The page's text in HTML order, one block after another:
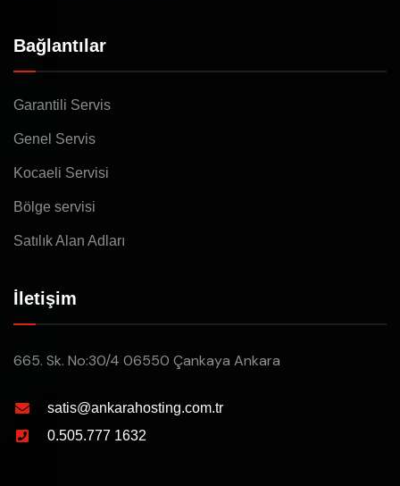
Bağlantılar
Garantili Servis
Genel Servis
Kocaeli Servisi
Bölge servisi
Satılık Alan Adları
İletişim
665. Sk. No:30/4 06550 Çankaya Ankara
satis@ankarahosting.com.tr
0.505.777 1632